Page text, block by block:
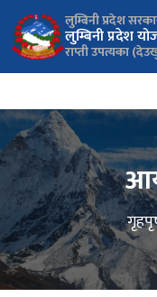
लुम्बिनी प्रदेश
लुम्बिनी प्रदेश
राप्ती उपत्यका